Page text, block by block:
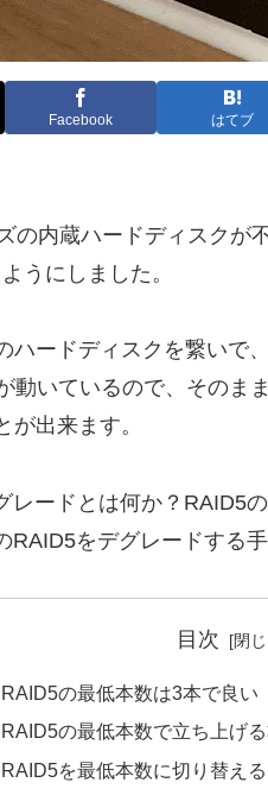
Facebook はてブ
の内蔵ハードディスクが
うにしました。
ハードディスクを繋いで
動いているので、そのま
出来ます。
レードとは何か？RAID5
RAID5をデグレードする
目次
RAID5の最低本数は3本で良い
RAID5の最低本数で立ち上げ
RAID5を最低本数に切り替え